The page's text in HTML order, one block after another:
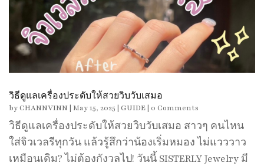
วิธีดูแลเครื่องประดับให้สวยวิบวับเสมอ
byCHANNVINN | May 15, 2025 | GUIDE| 0 Comments
วิธีดูแลเครื่องประดับให้สวยวิบวับเสมอ สาวๆ คนไหน
ใส่จิวเวลรีทุกวัน แล้วรู้สึกว่าน้องเริ่มหมอง ไม่แวววาว
เหมือนเดิม? ไม่ต้องกังวลไป! วันนี้ SISTERLY Jewelry มี